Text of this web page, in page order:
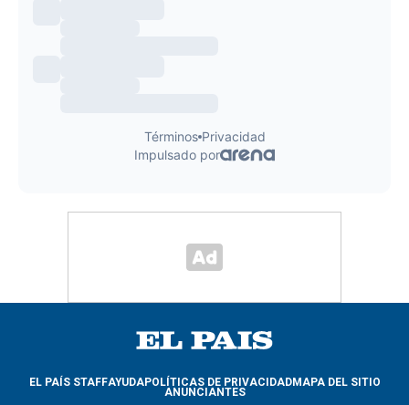
EL PAÍS STAFFAYUDAPOLÍTICAS DE PRIVACIDADMAPA DEL SITIO
ANUNCIANTES